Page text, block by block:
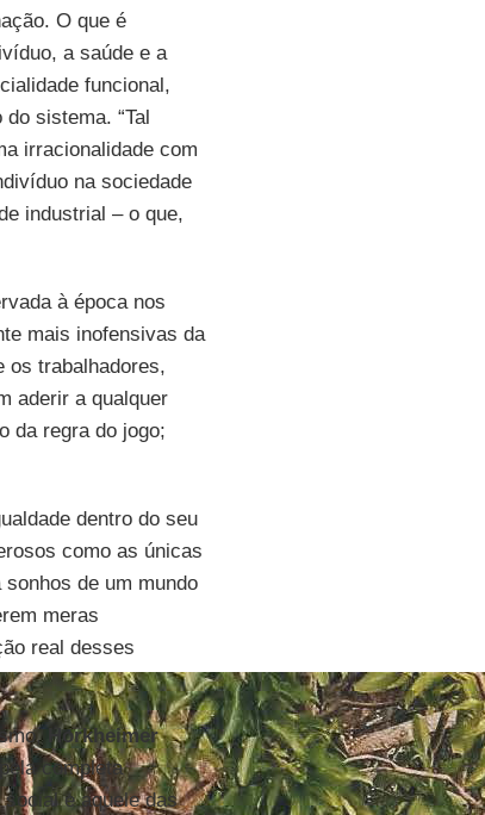
O que é
a saúde e a
funcional,
sistema. “Tal
irracionalidade com
na sociedade
industrial – o que,
à época nos
mais inofensivas da
os trabalhadores,
aderir a qualquer
da regra do jogo;
dentro do seu
como as únicas
de um mundo
meras
real desses
Horkheimer
completa
e aquele das